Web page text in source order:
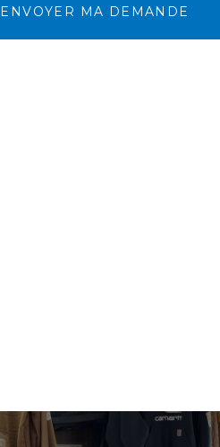
ENVOYER MA DEMANDE